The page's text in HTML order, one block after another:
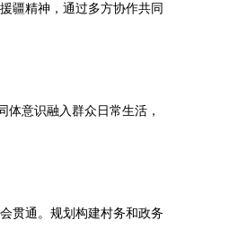
疆精神，通过多方协作共同
体意识融入群众日常生活，
贯通。规划构建村务和政务